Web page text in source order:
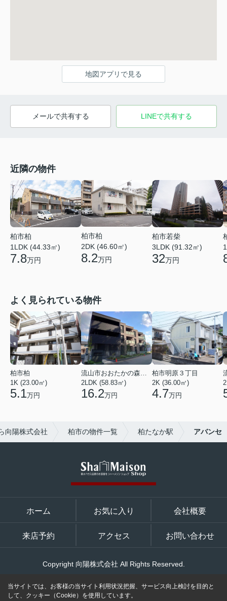
地図アプリで見る
メールで共有する LINEで共有する
近隣の物件
柏市柏
1LDK (44.33㎡)
7.8万円
柏市柏
2DK (46.60㎡)
8.2万円
柏市若柴
3LDK (91.32㎡)
32万円
よく見られている物件
柏市柏
1K (23.00㎡)
5.1万円
2LDK (58.83㎡)
16.2万円
柏市明原３丁目
2K (36.00㎡)
4.7万円
向陽株式会社 柏市の物件一覧 柏たなか駅 アバンセ
ホーム お気に入り 会社概要
来店予約 アクセス お問い合わせ
Copyright 向陽株式会社 All Rights Reserved.
当サイトでは、お客様の当サイト利用状況把握、サービス向上検討を目的と
して、クッキー（Cookie）を使用しています。